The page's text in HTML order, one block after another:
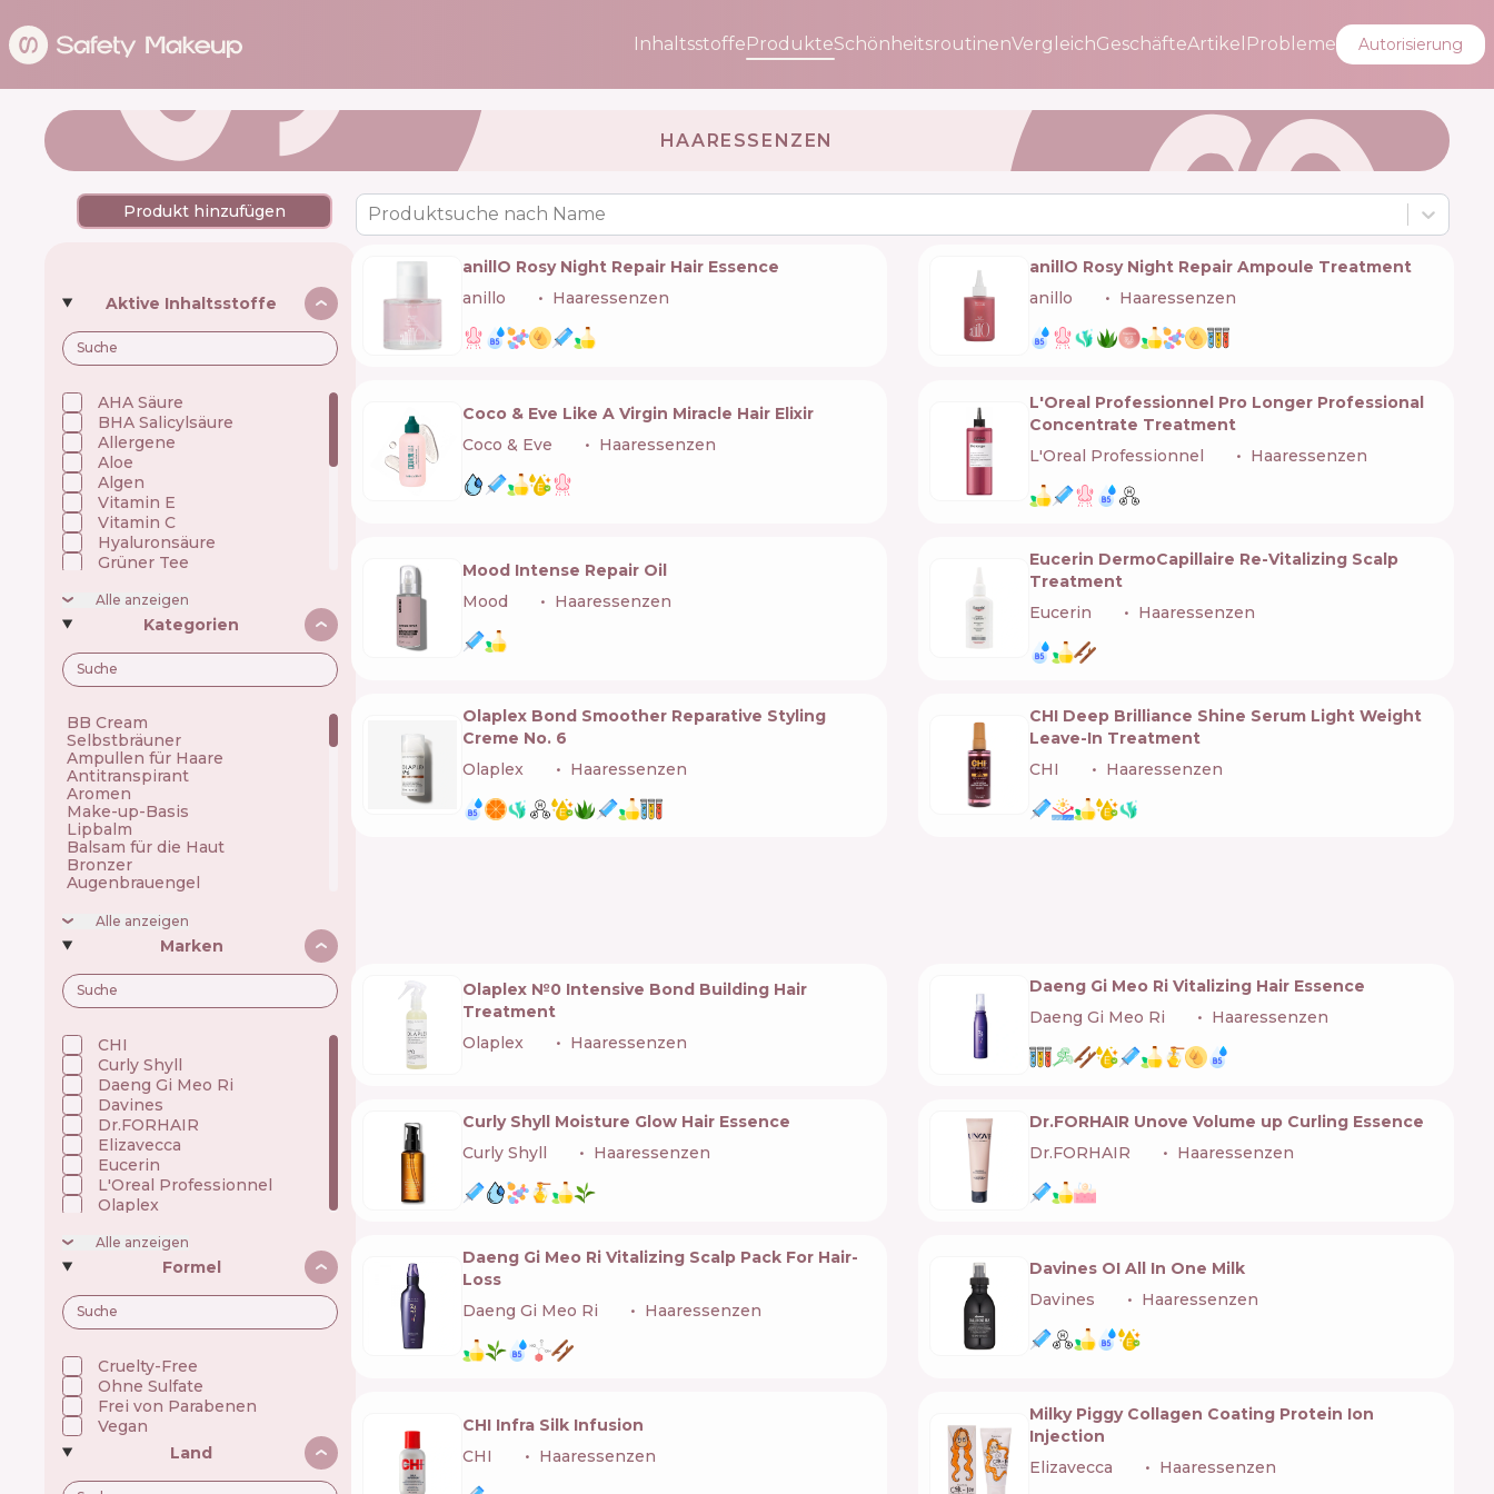
InhaltsstoffeProdukteSchönheitsroutinenVergleichGeschäfteArtikel Probleme Autorisierung
HAARESSENZEN
Produkt hinzufügen
Aktive Inhaltsstoffe
AHA Säure
BHA Salicylsäure
Allergene
Aloe
Algen
Vitamin E
Vitamin C
Hyaluronsäure
Grüner Tee
Kollagen
Echtes Süßholz
Panthenol (Vitamin B5)
Peptide
Präbiotika/Fermente
Propolis / Honig
Silikon
UV filter
Indischer wassernabel
Alle anzeigen
Kategorien
BB Cream
Selbstbräuner
Ampullen für Haare
Antitranspirant
Aromen
Make-up-Basis
Lipbalm
Balsam für die Haut
Bronzer
Augenbrauengel
Rasiergel
Gesichtsgels
Gel für die Intimhygiene
Kosmetisches Öl
Gesichtsbalsam
Kindercremes
Haaressenzen
Gesichtsessenzen
Zahnpasta
Conditioner
Concealer
Gesicht Concealer
Haarcreme
Creme zur Enthaarung
Fußcreme
Gesichtscreme
Handcreme
Brustwarzencreme
Körpercreme
Cremegel zum Duschen
Cushion-Foundation
Gesichtslotionen
Lippenmasken
Gesichtsmasken
Seife
Gesichtsmilch
Ampoule Mist
Micellarwasser
Öl für die Haare
Alle anzeigen
Marken
CHI 🇺🇸
Curly Shyll 🇰🇷
Daeng Gi Meo Ri 🇰🇷
Davines 🇮🇹
Dr.FORHAIR 🇰🇷
Elizavecca 🇰🇷
Eucerin 🇩🇪
L'Oreal Professionnel 🇫🇷
Olaplex 🇺🇸
Alle anzeigen
Formel
Cruelty-Free
Ohne Sulfate
Frei von Parabenen
Vegan
Land
Produktsuche nach Name
anillO Rosy Night Repair Hair Essence
anillo
Haaressenzen
anillO Rosy Night Repair Ampoule Treatment
anillo
Haaressenzen
Coco & Eve Like A Virgin Miracle Hair Elixir
Coco & Eve
Haaressenzen
L'Oreal Professionnel Pro Longer Professional
Concentrate Treatment
L'Oreal Professionnel
Haaressenzen
Mood Intense Repair Oil
Mood
Haaressenzen
Eucerin DermoCapillaire Re-Vitalizing Scalp
Treatment
Eucerin
Haaressenzen
Olaplex Bond Smoother Reparative Styling
Creme No. 6
Olaplex
Haaressenzen
CHI Deep Brilliance Shine Serum Light Weight
Leave-In Treatment
CHI
Haaressenzen
Olaplex №0 Intensive Bond Building Hair
Treatment
Olaplex
Haaressenzen
Daeng Gi Meo Ri Vitalizing Hair Essence
Daeng Gi Meo Ri
Haaressenzen
Curly Shyll Moisture Glow Hair Essence
Curly Shyll
Haaressenzen
Dr.FORHAIR Unove Volume up Curling Essence
Dr.FORHAIR
Haaressenzen
Daeng Gi Meo Ri Vitalizing Scalp Pack For Hair-
Loss
Daeng Gi Meo Ri
Haaressenzen
Davines OI All In One Milk
Davines
Haaressenzen
CHI Infra Silk Infusion
CHI
Haaressenzen
Milky Piggy Collagen Coating Protein Ion
Injection
Elizavecca
Haaressenzen